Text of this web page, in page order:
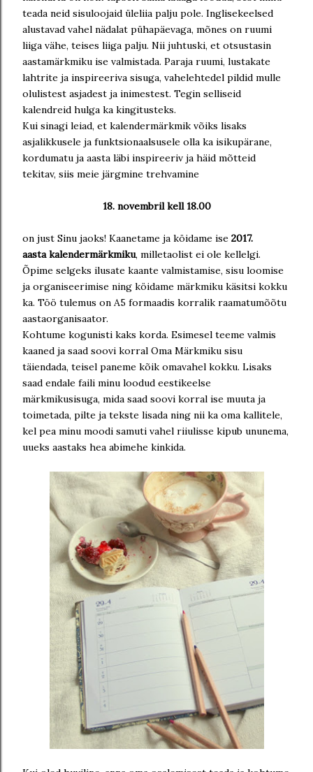
teada neid sisuloojaid üleliia palju pole. Inglisekeelsed
alustavad vahel nädalat pühapäevaga, mõnes on ruumi
liiga vähe, teises liiga palju. Nii juhtuski, et otsustasin
aastamärkmiku ise valmistada. Paraja ruumi, lustakate
lahtrite ja inspireeriva sisuga, vahelehtedel pildid mulle
olulistest asjadest ja inimestest. Tegin selliseid
kalendreid hulga ka kingitusteks.
Kui sinagi leiad, et kalendermärkmik võiks lisaks
asjalikkusele ja funktsionaalsusele olla ka isikupärane,
kordumatu ja aasta läbi inspireeriv ja häid mõtteid
tekitav, siis meie järgmine trehvamine
18. novembril kell 18.00
on just Sinu jaoks! Kaanetame ja köidame ise 2017.
aasta kalendermärkmiku, milletaolist ei ole kellelgi.
Õpime selgeks ilusate kaante valmistamise, sisu loomise
ja organiseerimise ning köidame märkmiku käsitsi kokku
ka. Töö tulemus on A5 formaadis korralik raamatumõõtu
aastaorganisaator.
Kohtume kogunisti kaks korda. Esimesel teeme valmis
kaaned ja saad soovi korral Oma Märkmiku sisu
täiendada, teisel paneme kõik omavahel kokku. Lisaks
saad endale faili minu loodud eestikeelse
märkmikusisuga, mida saad soovi korral ise muuta ja
toimetada, pilte ja tekste lisada ning nii ka oma kallitele,
kel pea minu moodi samuti vahel riiulisse kipub ununema,
uueks aastaks hea abimehe kinkida.